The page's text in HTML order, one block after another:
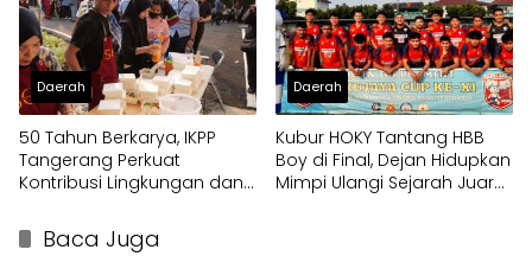
Daerah
50 Tahun Berkarya, IKPP
Tangerang Perkuat
Kontribusi Lingkungan dan
Penghargaan Berkelanjutan
Daerah
Kubur HOKY Tantang HBB
Boy di Final, Dejan Hidupkan
Mimpi Ulangi Sejarah Juara
Baca Juga